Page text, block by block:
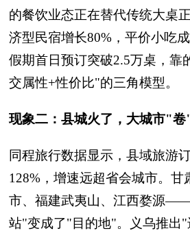
的餐饮业态正在替代传统大桌
济型民宿增长80%，平价小吃
假期首日预订突破2.5万桌，靠
交属性+性价比"的三角模型。
现象二：县城火了，大城市"卷"
同程旅行数据显示，县域旅游
128%，增速远超省会城市。甘
市、福建武夷山、江西婺源
站"变成了"目的地"。义乌推出